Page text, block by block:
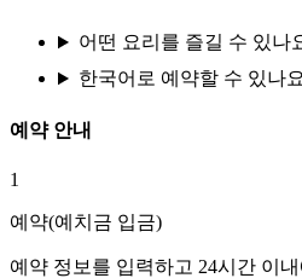
어떤 요리를 즐길 수 있나
한국어로 예약할 수 있나
예약 안내
1
예약(예치금 입금)
예약 정보를 입력하고 24시간 이